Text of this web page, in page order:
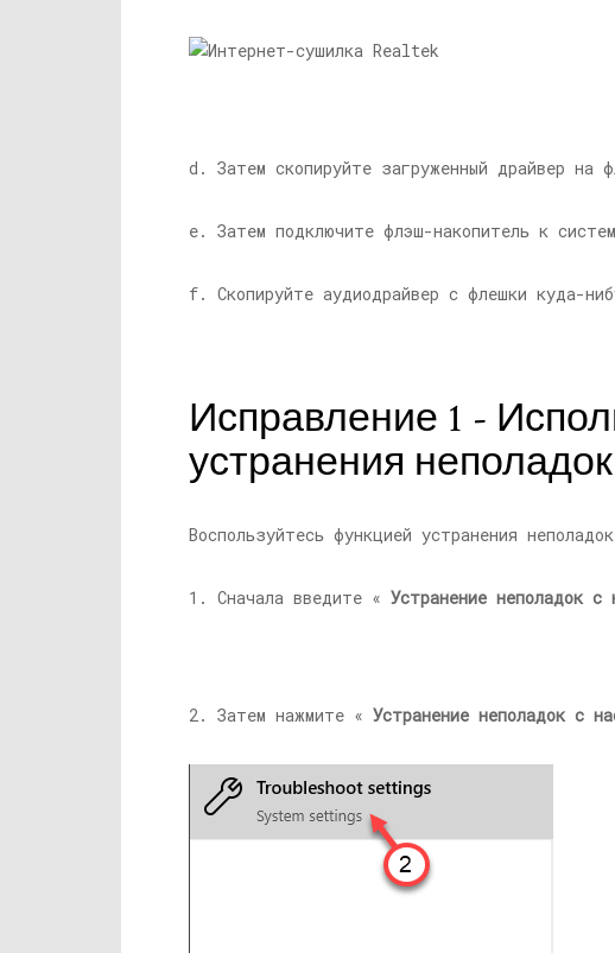
d. Затем скопируйте загруженный драйвер на
е. Затем подключите флэш-накопитель к
f. Скопируйте аудиодрайвер с флешки куда-
Исправление 1 -
устранения неполадок
Воспользуйтесь функцией устранения
1. Сначала введите « Устранение неполадок с
2. Затем нажмите « Устранение неполадок с